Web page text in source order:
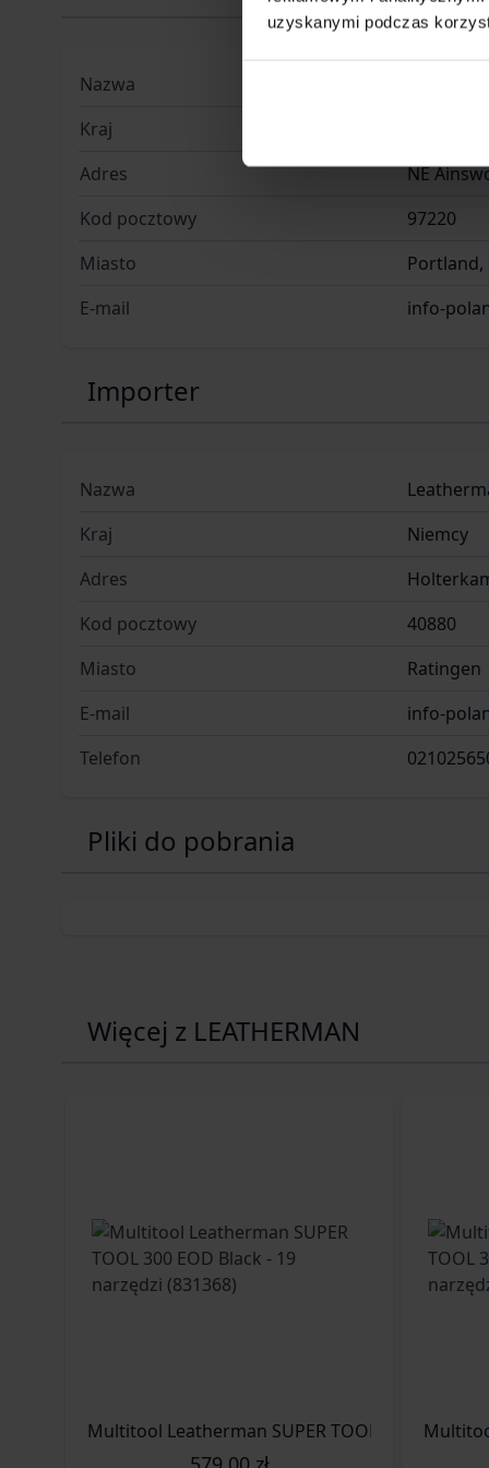
uzyskanymi podczas
Nazwa
Kraj
Adres
NE
Kod pocztowy
97220
Miasto
Portland,
E-mail
info-
Importer
Nazwa
Kraj
Niemcy
Adres
Kod pocztowy
40880
Miasto
Ratingen
E-mail
info-
Telefon
Pliki do pobrania
Więcej z LEATHERMAN